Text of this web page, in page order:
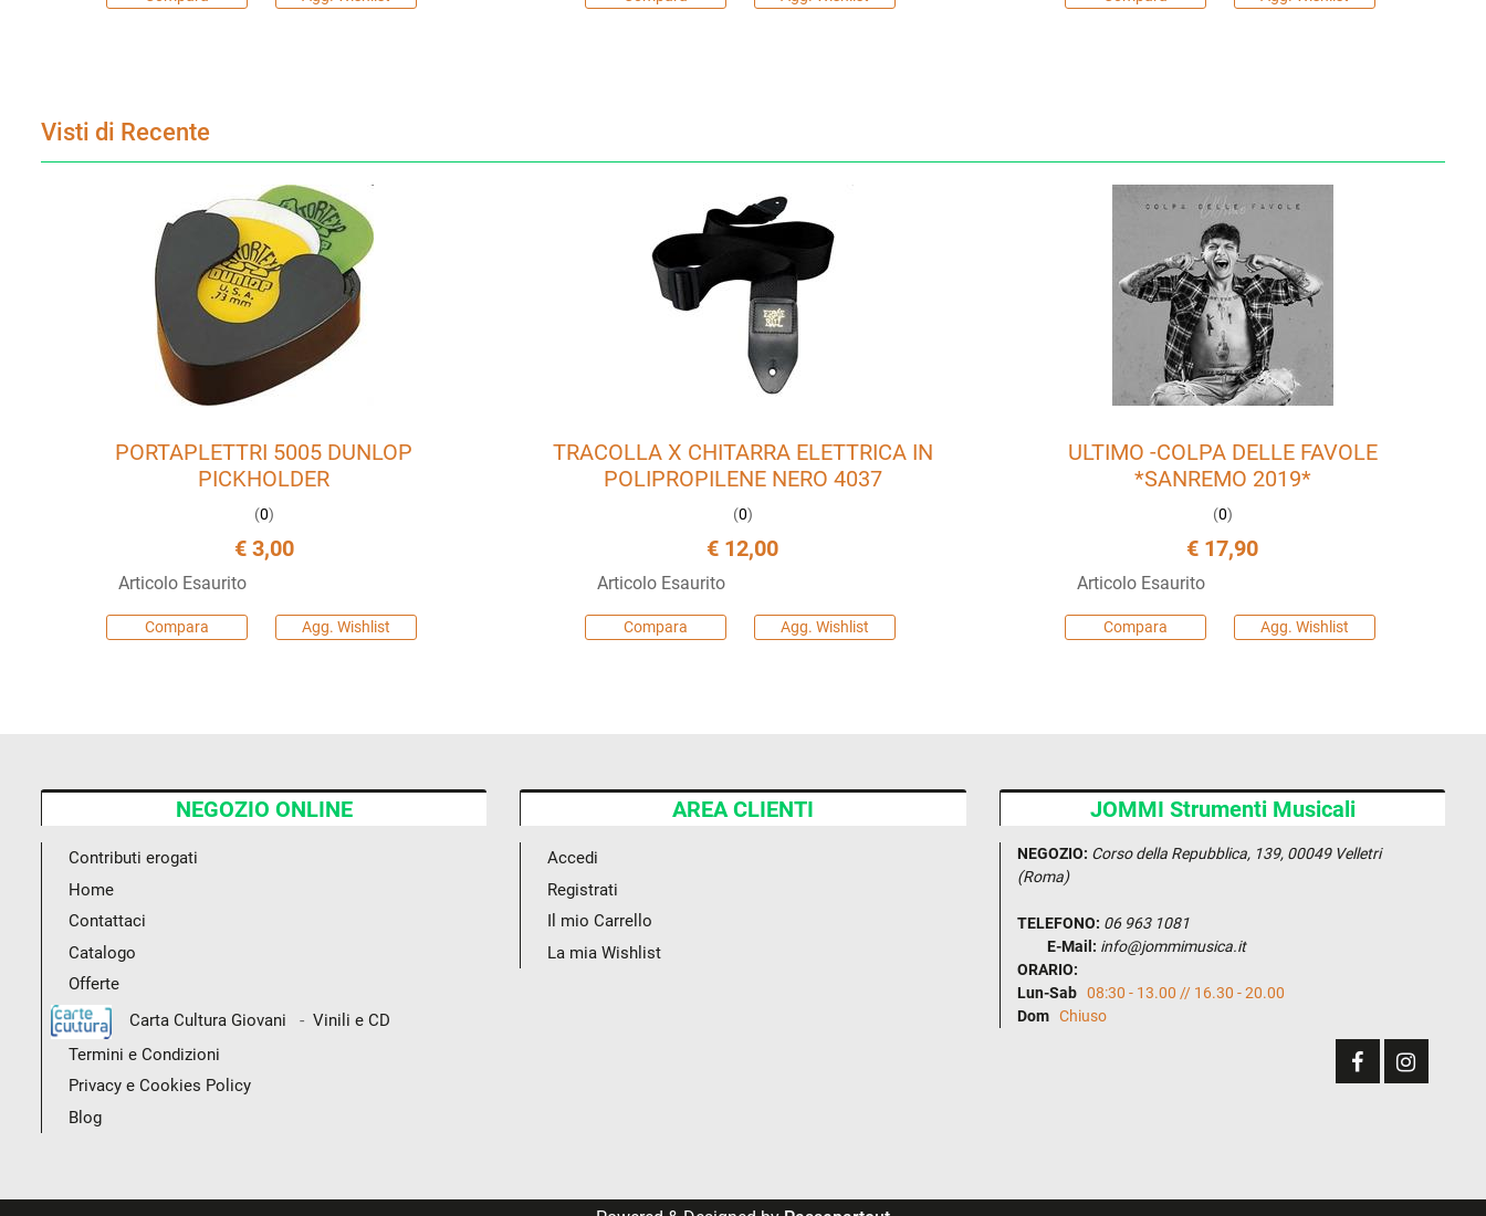
Visti di Recente
PORTAPLETTRI 5005 DUNLOP
PICKHOLDER
(0)
€ 3,00
Articolo Esaurito
Compara Agg. Wishlist
TRACOLLA X CHITARRA ELETTRICA IN
POLIPROPILENE NERO 4037
(0)
€ 12,00
Articolo Esaurito
Compara Agg. Wishlist
ULTIMO -COLPA DELLE FAVOLE
*SANREMO 2019*
(0)
€ 17,90
Articolo Esaurito
Compara Agg. Wishlist
NEGOZIO ONLINE
Contributi erogati
Home
Contattaci
Catalogo
Offerte
Carta Cultura Giovani
- Vinili e CD
Termini e Condizioni
Privacy e Cookies Policy
Blog
AREA CLIENTI
Accedi
Registrati
Il mio Carrello
La mia Wishlist
JOMMI Strumenti Musicali
NEGOZIO: Corso della Repubblica, 139, 00049 Velletri
(Roma)
TELEFONO: 06 963 1081
E-Mail: info@jommimusica.it
ORARIO:
Lun-Sab 08:30 - 13.00 // 16.30 - 20.00
DomChiuso